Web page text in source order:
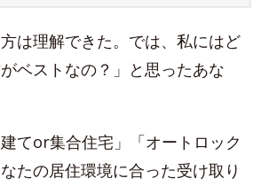
方は理解できた。では、私にはど
ベストなの？」と思ったあな
てor集合住宅」「オートロック
たの居住環境に合った受け取り